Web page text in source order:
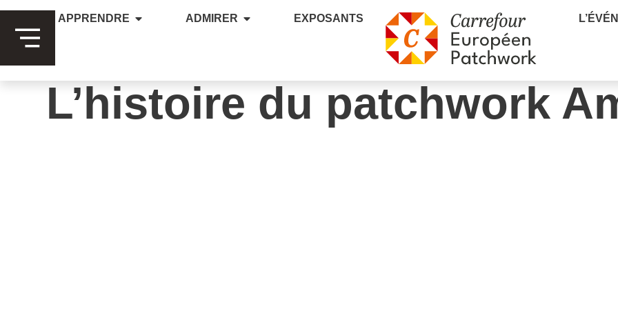
APPRENDRE ADMIRER EXPOSANTS
L’histoire du patchwork